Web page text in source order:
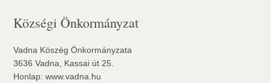
Községi Önkormányzat
Vadna Köszég Önkormányzata
3636 Vadna, Kassai út 25.
Honlap: www.vadna.hu